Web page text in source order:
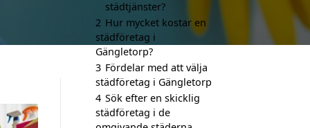
städtjänster?
2 Hur mycket kostar en
städföretag i
Gängletorp?
3 Fördelar med att välja
städföretag i Gängletorp
4 Sök efter en skicklig
städföretag i de